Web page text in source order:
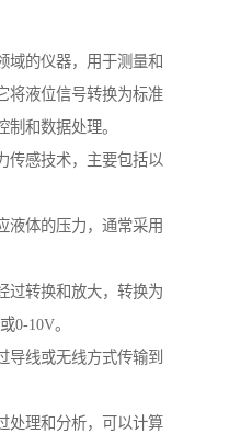
域的仪器，用于测量和
将液位信号转换为标准
和数据处理。
传感技术，主要包括以
液体的压力，通常采用
过转换和放大，转换为
0-10V。
导线或无线方式传输到
处理和分析，可以计算